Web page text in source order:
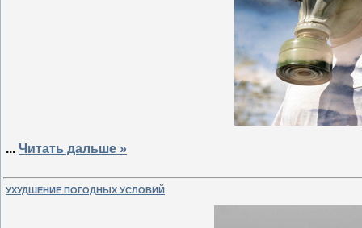
... Читать дальше »
УХУДШЕНИЕ ПОГОДНЫХ УСЛОВИЙ